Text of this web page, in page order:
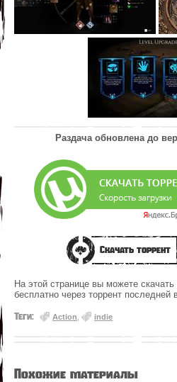
Раздача обновлена до
Скачать торрент
На этой странице вы можете
бесплатно через торрент последней
Теги: Action indie
Похожие материалы